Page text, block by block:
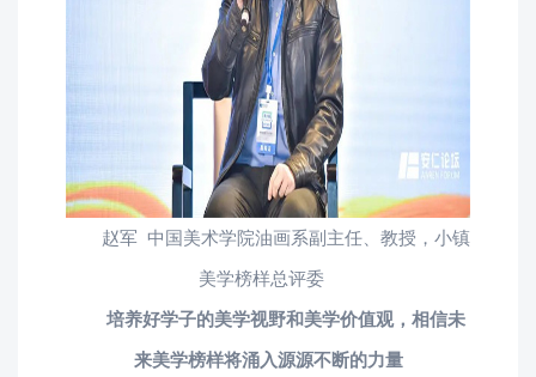
赵军 中国美术学院油画系副主任、教授，小镇
美学榜样总评委
培养好学子的美学视野和美学价值观，相信未
来美学榜样将涌入源源不断的力量